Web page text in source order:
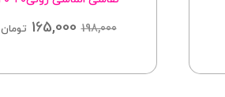
198,000
165,000 تومان